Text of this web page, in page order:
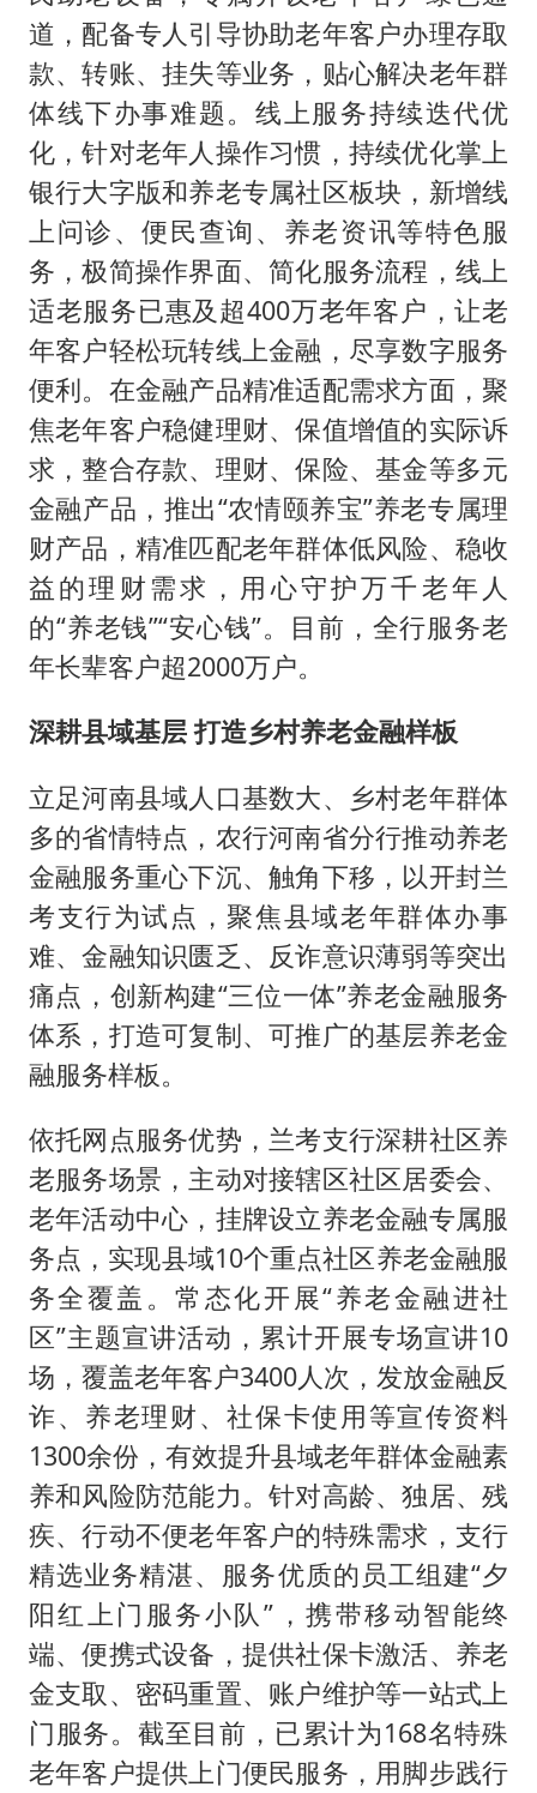
道，配备专人引导协助老年客户办理存取
款、转账、挂失等业务，贴心解决老年群
体线下办事难题。线上服务持续迭代优
化，针对老年人操作习惯，持续优化掌上
银行大字版和养老专属社区板块，新增线
上问诊、便民查询、养老资讯等特色服
务，极简操作界面、简化服务流程，线上
适老服务已惠及超400万老年客户，让老
年客户轻松玩转线上金融，尽享数字服务
便利。在金融产品精准适配需求方面，聚
焦老年客户稳健理财、保值增值的实际诉
求，整合存款、理财、保险、基金等多元
金融产品，推出“农情颐养宝”养老专属理
财产品，精准匹配老年群体低风险、稳收
益的理财需求，用心守护万千老年人
的“养老钱”“安心钱”。目前，全行服务老
年长辈客户超2000万户。
深耕县域基层 打造乡村养老金融样板
立足河南县域人口基数大、乡村老年群体
多的省情特点，农行河南省分行推动养老
金融服务重心下沉、触角下移，以开封兰
考支行为试点，聚焦县域老年群体办事
难、金融知识匮乏、反诈意识薄弱等突出
痛点，创新构建“三位一体”养老金融服务
体系，打造可复制、可推广的基层养老金
融服务样板。
依托网点服务优势，兰考支行深耕社区养
老服务场景，主动对接辖区社区居委会、
老年活动中心，挂牌设立养老金融专属服
务点，实现县域10个重点社区养老金融服
务全覆盖。常态化开展“养老金融进社
区”主题宣讲活动，累计开展专场宣讲10
场，覆盖老年客户3400人次，发放金融反
诈、养老理财、社保卡使用等宣传资料
1300余份，有效提升县域老年群体金融素
养和风险防范能力。针对高龄、独居、残
疾、行动不便老年客户的特殊需求，支行
精选业务精湛、服务优质的员工组建“夕
阳红上门服务小队”，携带移动智能终
端、便携式设备，提供社保卡激活、养老
金支取、密码重置、账户维护等一站式上
门服务。截至目前，已累计为168名特殊
老年客户提供上门便民服务，用脚步践行